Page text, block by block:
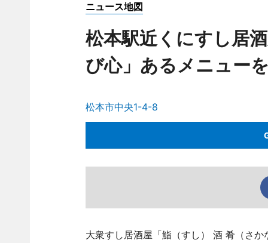
ニュース地図
松本駅近くにすし居
び心」あるメニュー
松本市中央1-4-8
大衆すし居酒屋「鮨（すし） 酒 肴（さ